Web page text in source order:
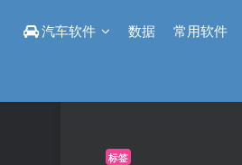
汽车软件 数据 常用软件
标签